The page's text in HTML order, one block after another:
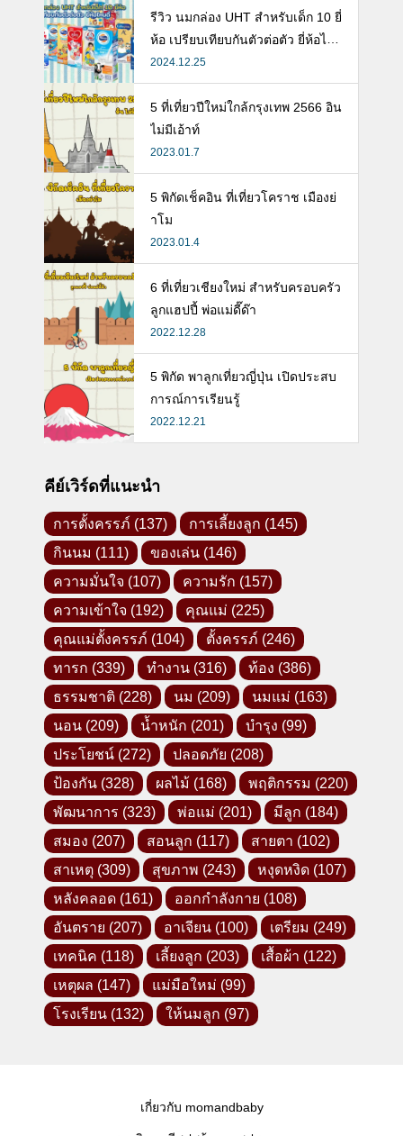
รีวิว นมกล่อง UHT สำหรับเด็ก 10 ยี่
ห้อ เปรียบเทียบกันตัวต่อตัว ยี่ห้อไห
นดี พร้อมแนะวิธีการเลือกนมกล่องใ
ห้ลูก
2024.12.25
5 ที่เที่ยวปีใหม่ใกล้กรุงเทพ 2566 อิน
ไม่มีเอ้าท์
2023.01.7
5 พิกัดเช็คอิน ที่เที่ยวโคราช เมืองย่
าโม
2023.01.4
6 ที่เที่ยวเชียงใหม่ สำหรับครอบครัว
ลูกแฮปปี้ พ่อแม่ดี๊ด๊า
2022.12.28
5 พิกัด พาลูกเที่ยวญี่ปุ่น เปิดประสบ
การณ์การเรียนรู้
2022.12.21
คีย์เวิร์ดที่แนะนำ
การตั้งครรภ์ (137) การเลี้ยงลูก (145)
กินนม (111) ของเล่น (146)
ความมั่นใจ (107) ความรัก (157)
ความเข้าใจ (192) คุณแม่ (225)
คุณแม่ตั้งครรภ์ (104) ตั้งครรภ์ (246)
ทารก (339) ทำงาน (316) ท้อง (386)
ธรรมชาติ (228) นม (209) นมแม่ (163)
นอน (209) น้ำหนัก (201) บำรุง (99)
ประโยชน์ (272) ปลอดภัย (208)
ป้องกัน (328) ผลไม้ (168) พฤติกรรม (220)
พัฒนาการ (323) พ่อแม่ (201) มีลูก (184)
สมอง (207) สอนลูก (117) สายตา (102)
สาเหตุ (309) สุขภาพ (243) หงุดหงิด (107)
หลังคลอด (161) ออกกำลังกาย (108)
อันตราย (207) อาเจียน (100) เตรียม (249)
เทคนิค (118) เลี้ยงลูก (203) เสื้อผ้า (122)
เหตุผล (147) แม่มือใหม่ (99)
โรงเรียน (132) ให้นมลูก (97)
เกี่ยวกับ momandbaby